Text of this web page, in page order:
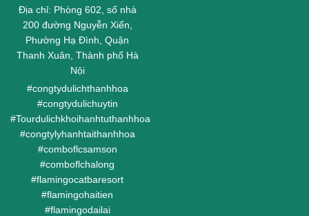
Địa chỉ: Phòng 602, số nhà
200 đường Nguyễn Xiển,
Phường Hạ Đình, Quận
Thanh Xuân, Thành phố Hà
Nội
#congtydulichthanhhoa
#congtydulichuytin
#Tourdulichkhoihanhtuthanhhoa
#congtylyhanhtaithanhhoa
#comboflcsamson
#comboflchalong
#flamingocatbaresort
#flamingohaitien
#flamingodailai